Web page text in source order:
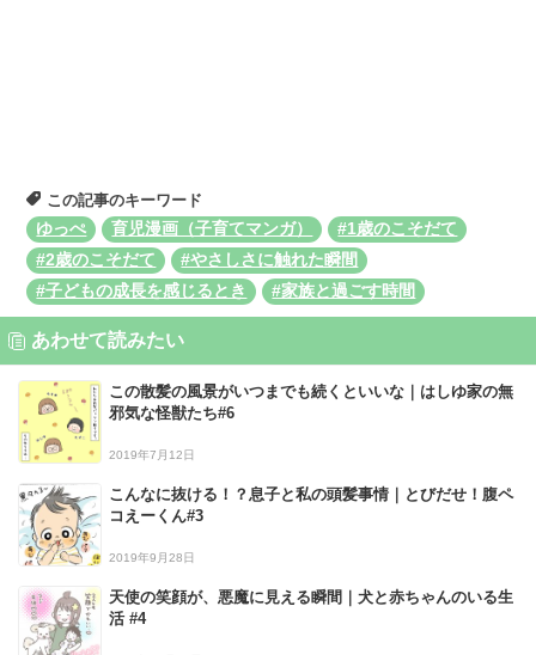
この記事のキーワード
ゆっぺ
育児漫画（子育てマンガ）
#1歳のこそだて
#2歳のこそだて
#やさしさに触れた瞬間
#子どもの成長を感じるとき
#家族と過ごす時間
あわせて読みたい
この散髪の風景がいつまでも続くといいな｜はしゆ家の無
邪気な怪獣たち#6
2019年7月12日
こんなに抜ける！？息子と私の頭髪事情｜とびだせ！腹ペ
コえーくん#3
2019年9月28日
天使の笑顔が、悪魔に見える瞬間｜犬と赤ちゃんのいる生
活 #4